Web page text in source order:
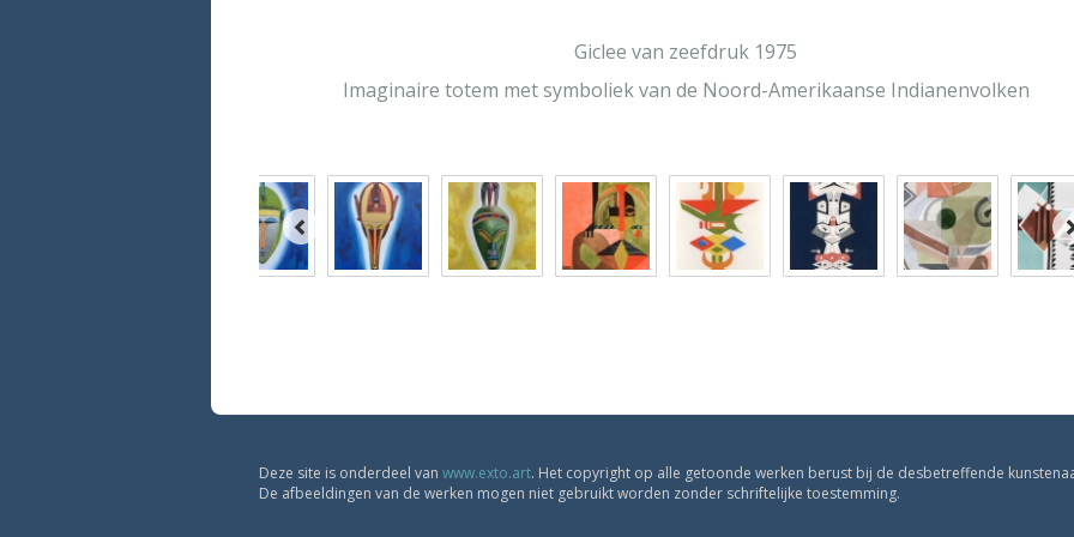
Giclee van zeefdruk 1975
Imaginaire totem met symboliek van de Noord-Amerikaanse Indianenvolken
Deze site is onderdeel van www.exto.art. Het copyright op alle getoonde werken berust bij de desbetreffende
De afbeeldingen van de werken mogen niet gebruikt worden zonder schriftelijke toestemming.